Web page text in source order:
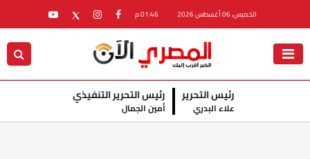
الخميس، 06 أغسطس 2026
رئيس التحرير
علاء البدري
رئيس التحرير التنفيذي
أمين الجمال